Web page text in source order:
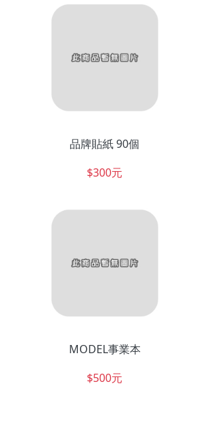
品牌貼紙 90個
$300元
MODEL事業本
$500元